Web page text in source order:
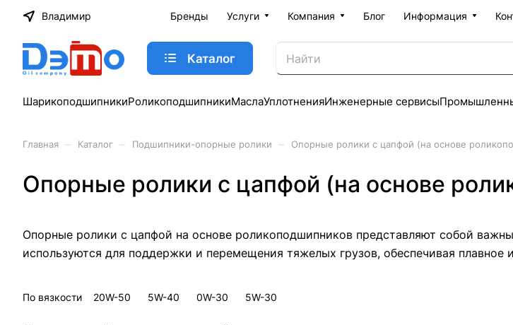
Владимир Бренды Услуги Компания Блог Информация
Каталог
ШарикоподшипникиРоликоподшипникиМаслаУплотненияИнженерные сервисы
Главная Каталог Подшипники-опорные ролики Опорные ролики с цапфой (на основе
Опорные ролики с цапфой (на основе
Опорные ролики с цапфой на основе роликоподшипников представляют собой
используются для поддержки и перемещения тяжелых грузов, обеспечивая плавное
По вязкости 20W-50 5W-40 0W-30 5W-30